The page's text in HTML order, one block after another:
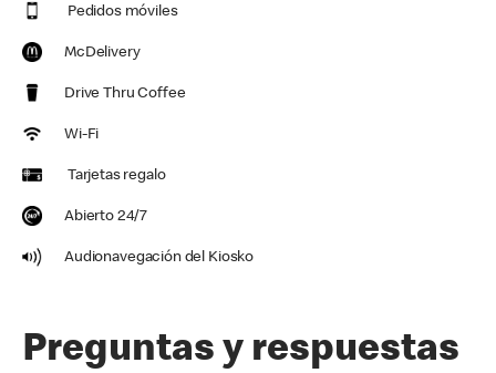
Pedidos móviles
McDelivery
Drive Thru Coffee
Wi-Fi
Tarjetas regalo
Abierto 24/7
Audionavegación del Kiosko
Preguntas y respuestas